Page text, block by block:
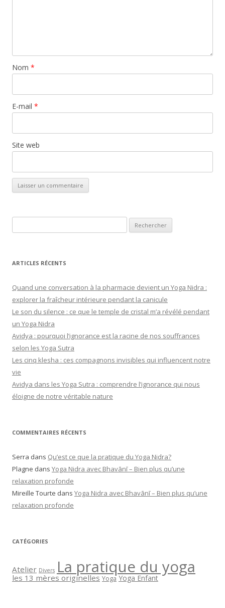
Nom *
E-mail *
Site web
ARTICLES RÉCENTS
Quand une conversation à la pharmacie devient un Yoga Nidra :
explorer la fraîcheur intérieure pendant la canicule
Le son du silence : ce que le temple de cristal m’a révélé pendant
un Yoga Nidra
Avidya : pourquoi l’ignorance est la racine de nos souffrances
selon les Yoga Sutra
Les cinq klesha : ces compagnons invisibles qui influencent notre
vie
Avidya dans les Yoga Sutra : comprendre l’ignorance qui nous
éloigne de notre véritable nature
COMMENTAIRES RÉCENTS
Serra dans Qu’est ce que la pratique du Yoga Nidra?
Plagne dans Yoga Nidra avec Bhavānī – Bien plus qu’une
relaxation profonde
Mireille Tourte dans Yoga Nidra avec Bhavānī – Bien plus qu’une
relaxation profonde
CATÉGORIES
Atelier Divers La pratique du yoga
les 13 mères originelles Yoga Yoga Enfant